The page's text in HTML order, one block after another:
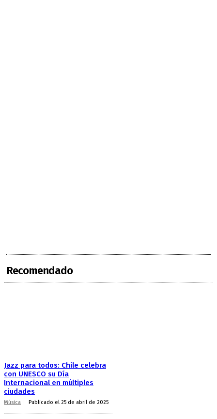
Recomendado
Jazz para todos: Chile celebra
con UNESCO su Día
Internacional en múltiples
ciudades
Música Publicado el 25 de abril de 2025